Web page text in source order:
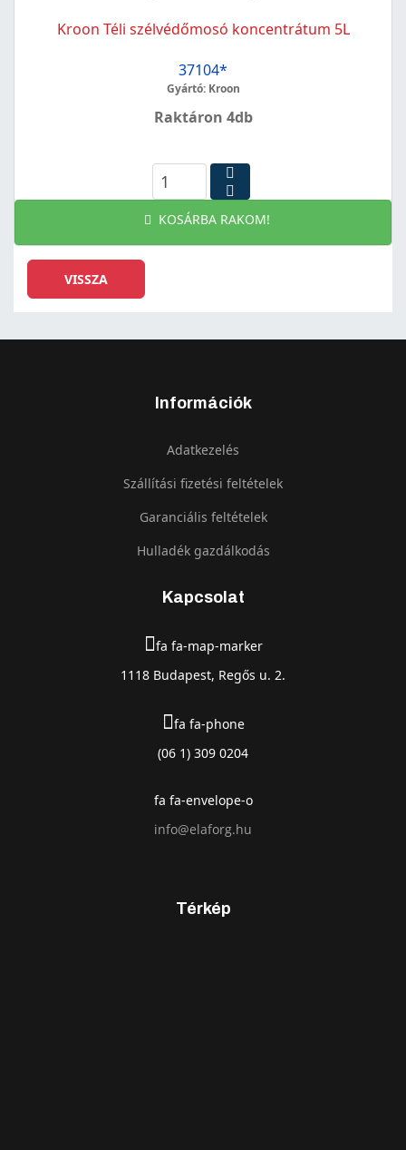
Kroon Téli szélvédőmosó koncentrátum 5L
37104*
Gyártó: Kroon
Raktáron 4db
KOSÁRBA RAKOM!
Információk
Adatkezelés
Szállítási fizetési feltételek
Garanciális feltételek
Hulladék gazdálkodás
Kapcsolat
fa fa-map-marker
1118 Budapest, Regős u. 2.
fa fa-phone
(06 1) 309 0204
fa fa-envelope-o
info@elaforg.hu
Térkép